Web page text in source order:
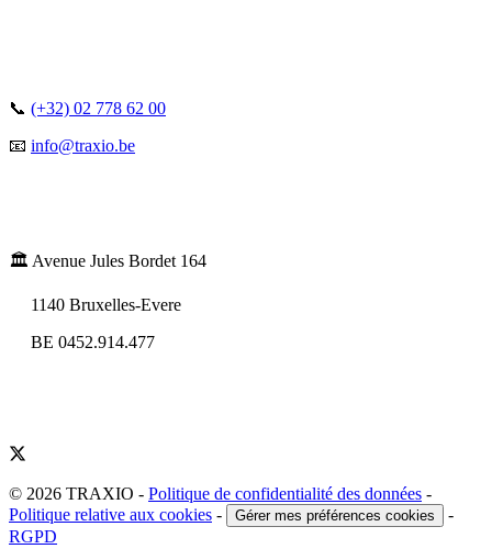
📞 (+32) 02 778 62 00
📧 info@traxio.be
🏛️ Avenue Jules Bordet 164
1140 Bruxelles-Evere
BE 0452.914.477
© 2026 TRAXIO - Politique de confidentialité des données -
Politique relative aux cookies - Gérer mes préférences cookies
-
RGPD